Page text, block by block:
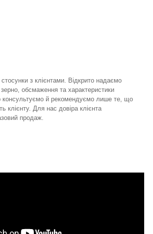
стосунки з клієнтами. Відкрито надаємо
обсмаження та характеристики
консультуємо й рекомендуємо лише те, що
клієнту. Для нас довіра клієнта
продаж.